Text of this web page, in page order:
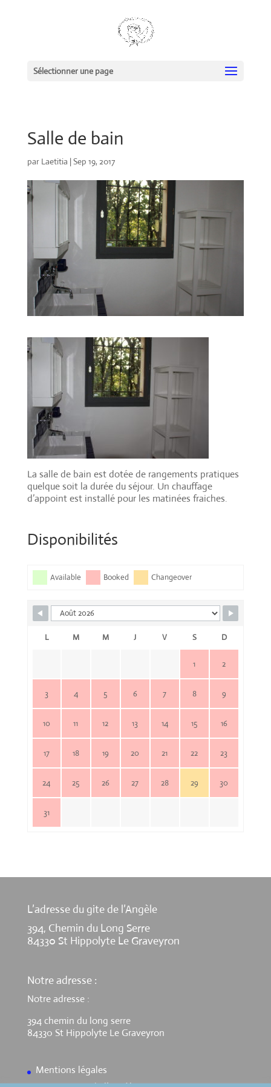
Sélectionner une page
Salle de bain
par Laetitia |Sep 19, 2017
La salle de bain est dotée de rangements pratiques
quelque soit la durée du séjour. Un chauffage
d’appoint est installé pour les matinées fraiches.
Disponibilités
Available Booked Changeover
L M M J V S D
1 2
3 4 5 6 7 8 9
10 11 12 13 14 15 16
17 18 19 20 21 22 23
24 25 26 27 28 29 30
31
L’adresse du gite de l’Angèle
394, Chemin du Long Serre
84330 St Hippolyte Le Graveyron
Notre adresse :
Notre adresse :
394 chemin du long serre
84330 St Hippolyte Le Graveyron
Mentions légales